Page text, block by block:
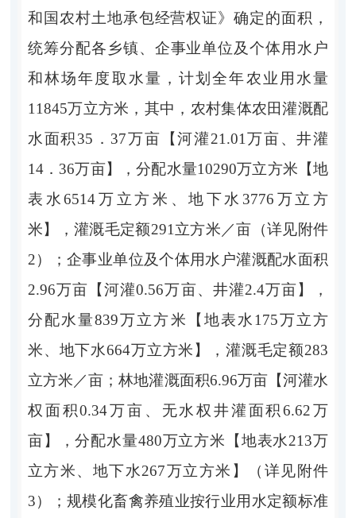
和国农村土地承包经营权证》确定的面积，
统筹分配各乡镇、 企事业单位及个体用水户
和林场年度取水量 ，计划全年农业用水量
11845万立方米，其中，农村集体农田灌溉配
水面积35． 37万亩 【河灌21.01 万亩、井灌
14． 36万亩】 ，分配水量10290万立方米 【地
表水6514万立方米、地下水 3776 万立方
米】 ，灌溉毛定额291 立方米 ／亩 （详见附件
2） ；企事业单位及个体用水户灌溉配水面积
2.96万亩 【河灌0.56万亩、 井灌2.4万亩】
，
分配水量839万立方米 【 地表水175万立方
米、地下水664万立方米 】 ，灌溉毛定额283
立方米 ／亩；林地灌溉面积6.96万亩【河灌水
权面积0.34万亩、无水权井灌面积6.62万
亩】
，分配水量480万立方米 【地表水213万
立方米、地下水267万立方米 】
（详见附件
3）
；规模化畜禽养殖业按行业用水定额标准